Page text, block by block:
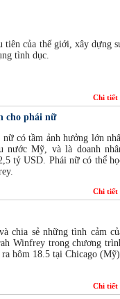
tiên của thế giới, xây dựng
tình dục.
Chi tiết
cho phái nữ
có tầm ảnh hưởng lớn
nước Mỹ, và là doanh
tỷ USD. Phái nữ có thể
Chi tiết
chia sẻ những tình cảm
Winfrey trong chương
hôm 18.5 tại Chicago
Chi tiết